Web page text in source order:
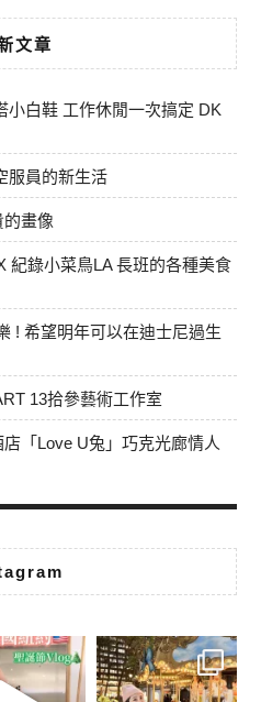
文章
小白鞋 工作休閒一次搞定 DK
服員的新生活
的畫像
紀錄小菜鳥LA 長班的各種美食
! 希望明年可以在迪士尼過生
13拾參藝術工作室
「Love U兔」巧克光廊情人